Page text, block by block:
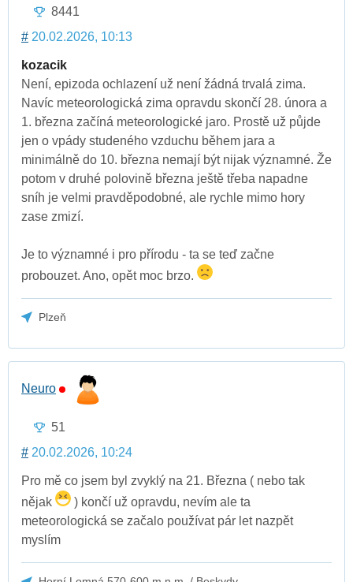
8441
# 20.02.2026, 10:13
kozacik
Není, epizoda ochlazení už není žádná trvalá zima.
Navíc meteorologická zima opravdu skončí 28. února a
1. března začíná meteorologické jaro. Prostě už půjde
jen o vpády studeného vzduchu během jara a
minimálně do 10. března nemají být nijak významné. Že
potom v druhé polovině března ještě třeba napadne
sníh je velmi pravděpodobné, ale rychle mimo hory
zase zmizí.
Je to významné i pro přírodu - ta se teď začne
probouzet. Ano, opět moc brzo.
Plzeň
Neuro
51
# 20.02.2026, 10:24
Pro mě co jsem byl zvyklý na 21. Března ( nebo tak
nějak
) končí už opravdu, nevím ale ta
meteorologická se začalo používat pár let nazpět
myslím